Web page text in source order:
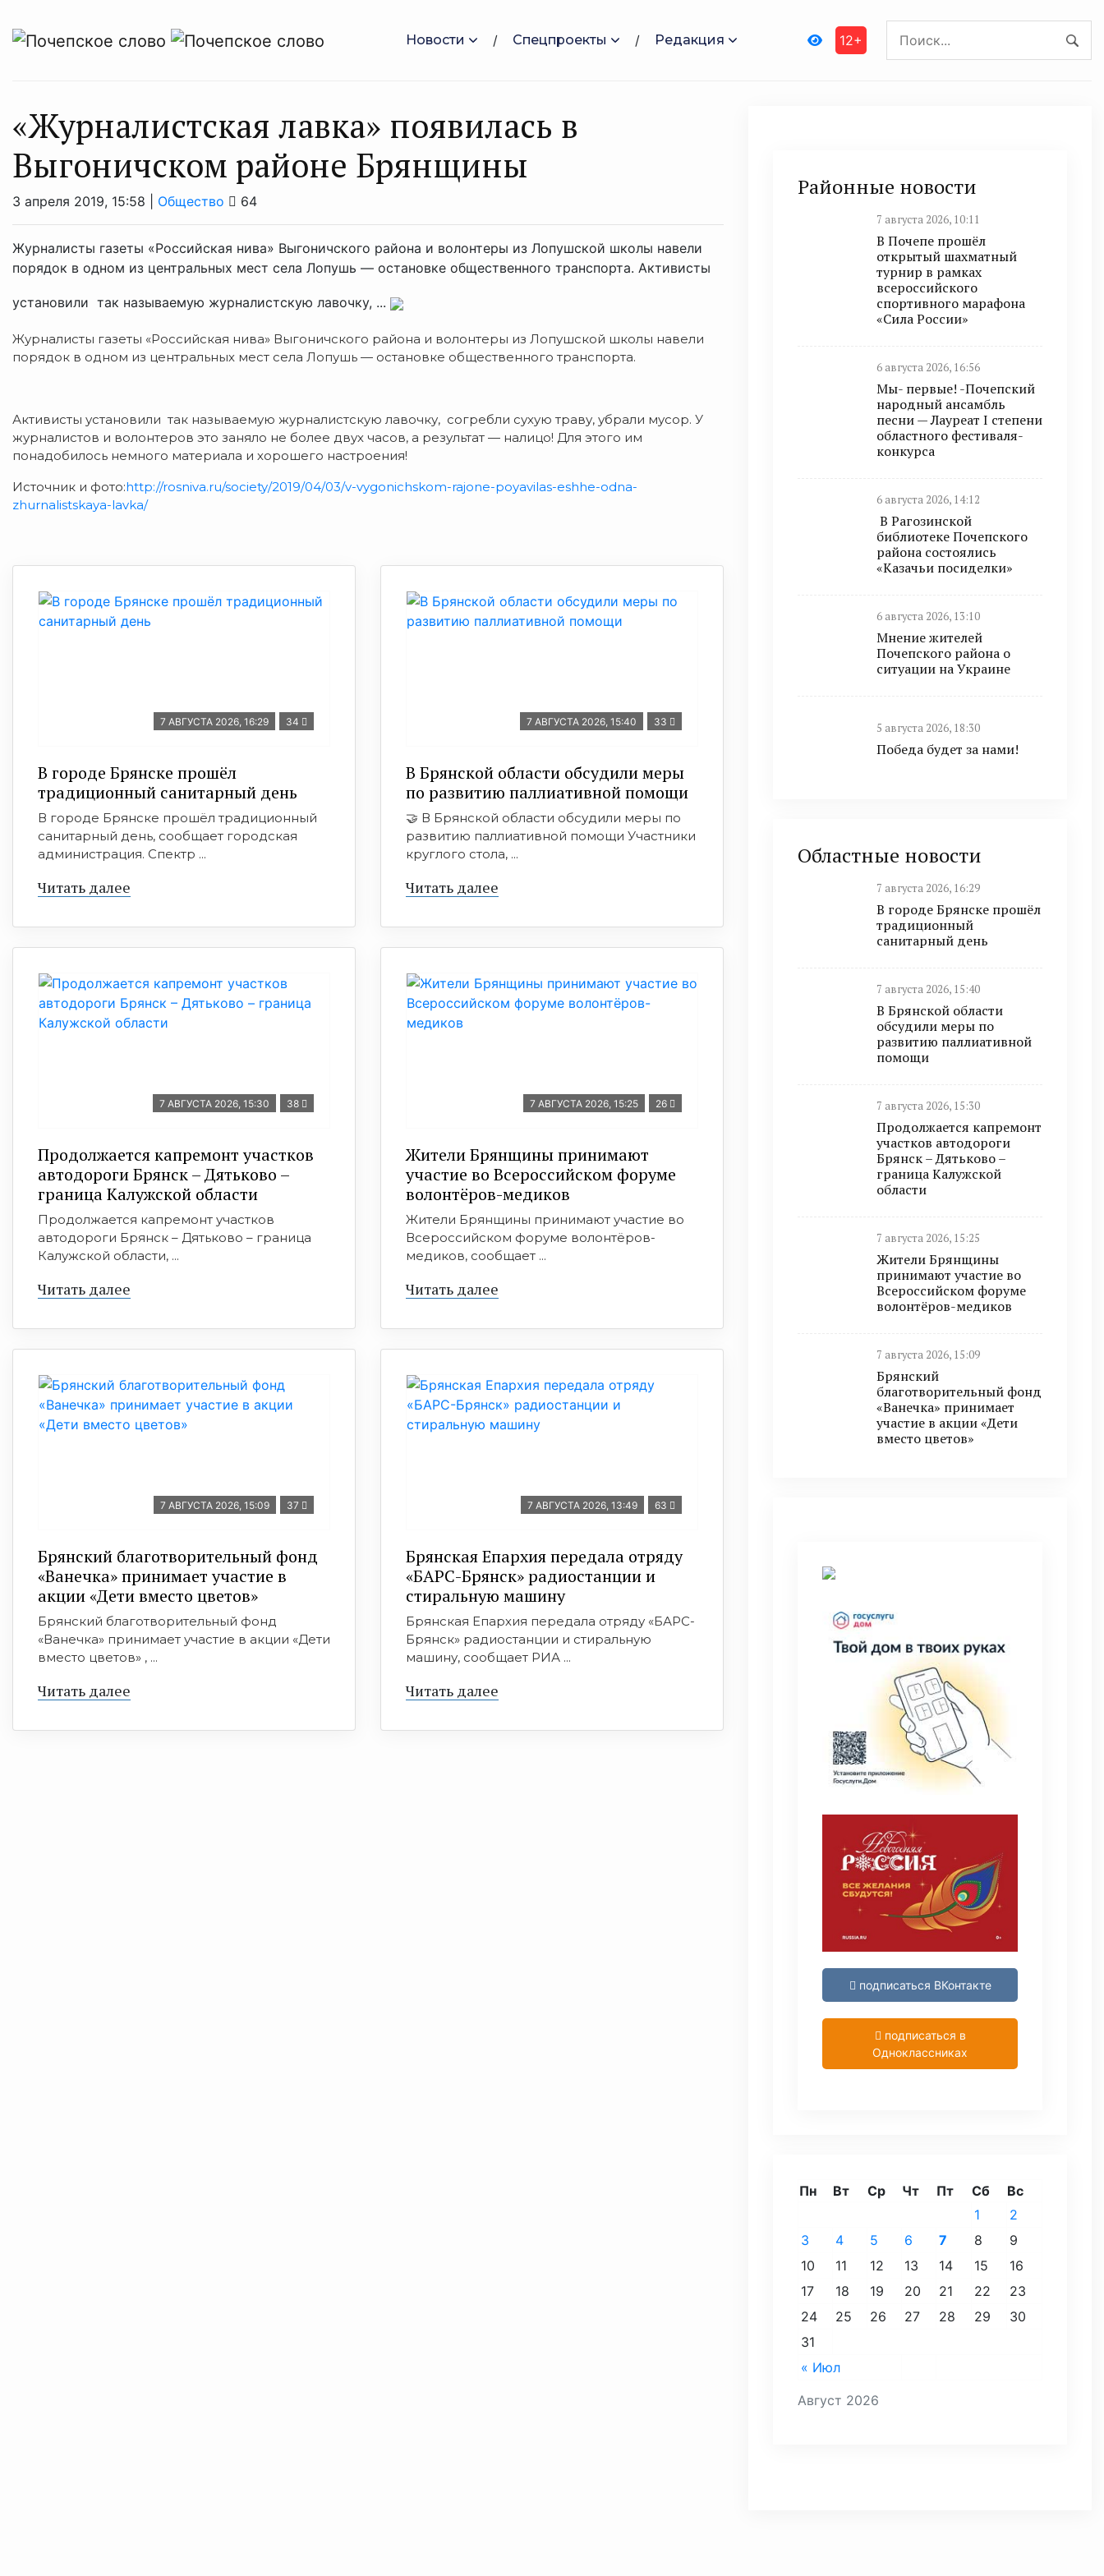
Новости Спецпроекты Редакция 12+
«Журналистская лавка» появилась в
Выгоничском районе Брянщины
3 апреля 2019, 15:58 | Общество 64
Журналисты газеты «Российская нива» Выгоничского района и волонтеры из Лопушской школы навели
порядок в одном из центральных мест села Лопушь — остановке общественного транспорта. Активисты
установили так называемую журналистскую лавочку, ...
Журналисты газеты «Российская нива» Выгоничского района и волонтеры из Лопушской школы навели
порядок в одном из центральных мест села Лопушь — остановке общественного транспорта.
Активисты установили так называемую журналистскую лавочку, согребли сухую траву, убрали мусор. У
журналистов и волонтеров это заняло не более двух часов, а результат — налицо! Для этого им
понадобилось немного материала и хорошего настроения!
Источник и фото:http://rosniva.ru/society/2019/04/03/v-vygonichskom-rajone-poyavilas-eshhe-odna-
zhurnalistskaya-lavka/
7 АВГУСТА 2026, 16:29 34
В городе Брянске прошёл
традиционный санитарный день
В городе Брянске прошёл традиционный
санитарный день, сообщает городская
администрация. Спектр ...
Читать далее
7 АВГУСТА 2026, 15:40 33
В Брянской области обсудили меры
по развитию паллиативной помощи
🤝 В Брянской области обсудили меры по
развитию паллиативной помощи Участники
круглого стола, ...
Читать далее
7 АВГУСТА 2026, 15:30 38
Продолжается капремонт участков
автодороги Брянск – Дятьково –
граница Калужской области
Продолжается капремонт участков
автодороги Брянск – Дятьково – граница
Калужской области, ...
Читать далее
7 АВГУСТА 2026, 15:25 26
Жители Брянщины принимают
участие во Всероссийском форуме
волонтёров-медиков
Жители Брянщины принимают участие во
Всероссийском форуме волонтёров-
медиков, сообщает ...
Читать далее
7 АВГУСТА 2026, 15:09 37
Брянский благотворительный фонд
«Ванечка» принимает участие в
акции «Дети вместо цветов»
Брянский благотворительный фонд
«Ванечка» принимает участие в акции «Дети
вместо цветов» , ...
Читать далее
7 АВГУСТА 2026, 13:49 63
Брянская Епархия передала отряду
«БАРС-Брянск» радиостанции и
стиральную машину
Брянская Епархия передала отряду «БАРС-
Брянск» радиостанции и стиральную
машину, сообщает РИА ...
Читать далее
Районные новости
7 августа 2026, 10:11
В Почепе прошёл
открытый шахматный
турнир в рамках
всероссийского
спортивного марафона
«Сила России»
6 августа 2026, 16:56
Мы- первые! -Почепский
народный ансамбль
песни — Лауреат I степени
областного фестиваля-
конкурса
6 августа 2026, 14:12
В Рагозинской
библиотеке Почепского
района состоялись
«Казачьи посиделки»
6 августа 2026, 13:10
Мнение жителей
Почепского района о
ситуации на Украине
5 августа 2026, 18:30
Победа будет за нами!
Областные новости
7 августа 2026, 16:29
В городе Брянске прошёл
традиционный
санитарный день
7 августа 2026, 15:40
В Брянской области
обсудили меры по
развитию паллиативной
помощи
7 августа 2026, 15:30
Продолжается капремонт
участков автодороги
Брянск – Дятьково –
граница Калужской
области
7 августа 2026, 15:25
Жители Брянщины
принимают участие во
Всероссийском форуме
волонтёров-медиков
7 августа 2026, 15:09
Брянский
благотворительный фонд
«Ванечка» принимает
участие в акции «Дети
вместо цветов»
подписаться ВКонтакте
подписаться в
Одноклассниках
Август 2026
Пн Вт Ср Чт Пт Сб Вс
« Июл
1
2
3
4 5 6 7 8
9
10
11 12 13 14 15
16
17
18 19 20 21 22
23
24
25 26 27 28 29
30
31